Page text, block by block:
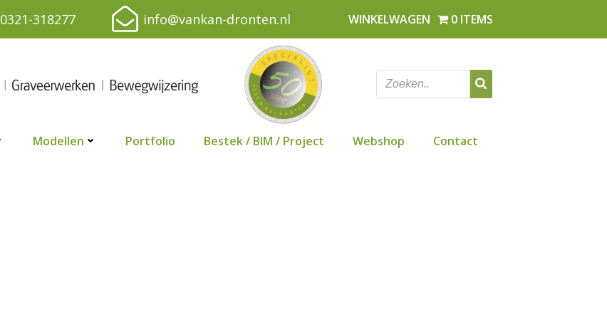
0321-318277 info@vankan-dronten.nl WINKELWAGEN 0 ITEMS
Modellen Portfolio Bestek / BIM / Project Webshop Contact